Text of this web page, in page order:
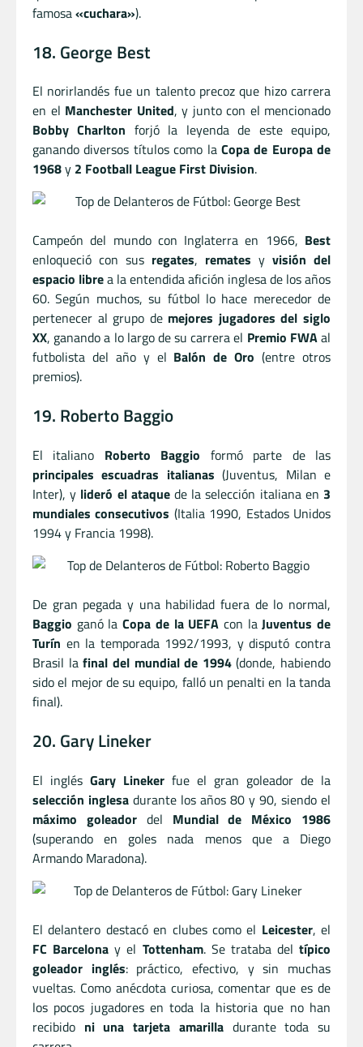
famosa«cuchara»).
18. George Best
El norirlandés fue un talento precoz que hizo carrera
en el Manchester United, y junto con el mencionado
Bobby Charlton forjó la leyenda de este equipo,
ganando diversos títulos como la Copa de Europa de
1968y 2 Football League First Division.
Campeón del mundo con Inglaterra en 1966, Best
enloqueció con sus regates, remates y visión del
espacio librea la entendida afición inglesa de los años
60. Según muchos, su fútbol lo hace merecedor de
pertenecer al grupo de mejores jugadores del siglo
XX, ganando a lo largo de su carrera el Premio FWAal
futbolista del año y el Balón de Oro (entre otros
premios).
19. Roberto Baggio
El italiano Roberto Baggio formó parte de las
principales escuadras italianas (Juventus, Milan e
Inter), y lideró el ataquede la selección italiana en 3
mundiales consecutivos (Italia 1990, Estados Unidos
1994 y Francia 1998).
De gran pegada y una habilidad fuera de lo normal,
Baggio ganó laCopa de la UEFA con laJuventus de
Turín en la temporada 1992/1993, y disputó contra
Brasil lafinal del mundial de 1994(donde, habiendo
sido el mejor de su equipo, falló un penalti en la tanda
final).
20. Gary Lineker
El inglés Gary Lineker fue el gran goleador de la
selección inglesa durante los años 80 y 90, siendo el
máximo goleadordel Mundial de México 1986
(superando en goles nada menos que a Diego
Armando Maradona).
El delantero destacó en clubes como el Leicester, el
FC Barcelona y el Tottenham. Se trataba del típico
goleador inglés: práctico, efectivo, y sin muchas
vueltas. Como anécdota curiosa, comentar que es de
los pocos jugadores en toda la historia que no han
recibido ni una tarjeta amarilladurante toda su